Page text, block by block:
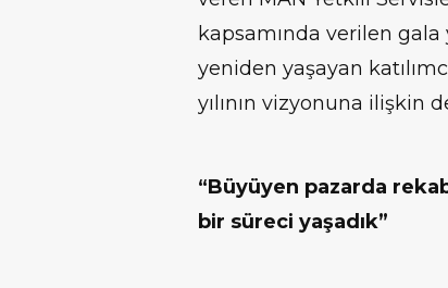
kapsamında verilen
yeniden yaşayan
yılının vizyonuna ilişkin
“Büyüyen pazarda
bir süreci yaşadık”